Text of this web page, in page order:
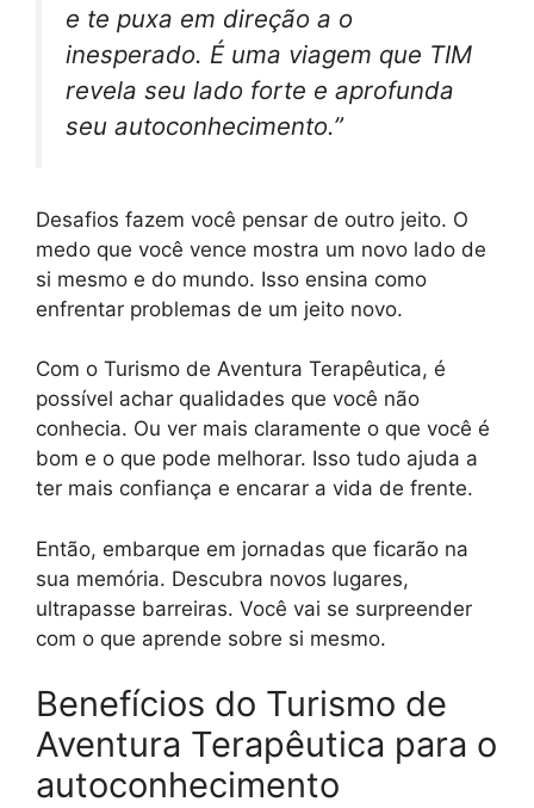
e te puxa em direção a o
inesperado. É uma viagem que TIM
revela seu lado forte e aprofunda
seu autoconhecimento.”
Desafios fazem você pensar de outro jeito. O
medo que você vence mostra um novo lado de
si mesmo e do mundo. Isso ensina como
enfrentar problemas de um jeito novo.
Com o Turismo de Aventura Terapêutica, é
possível achar qualidades que você não
conhecia. Ou ver mais claramente o que você é
bom e o que pode melhorar. Isso tudo ajuda a
ter mais confiança e encarar a vida de frente.
Então, embarque em jornadas que ficarão na
sua memória. Descubra novos lugares,
ultrapasse barreiras. Você vai se surpreender
com o que aprende sobre si mesmo.
Benefícios do Turismo de
Aventura Terapêutica para o
autoconhecimento